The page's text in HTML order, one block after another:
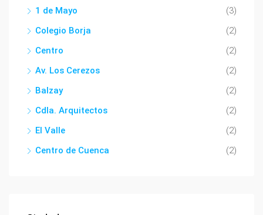
1 de Mayo
(3)
Colegio Borja
(2)
Centro
(2)
Av. Los Cerezos
(2)
Balzay
(2)
Cdla. Arquitectos
(2)
El Valle
(2)
Centro de Cuenca
(2)